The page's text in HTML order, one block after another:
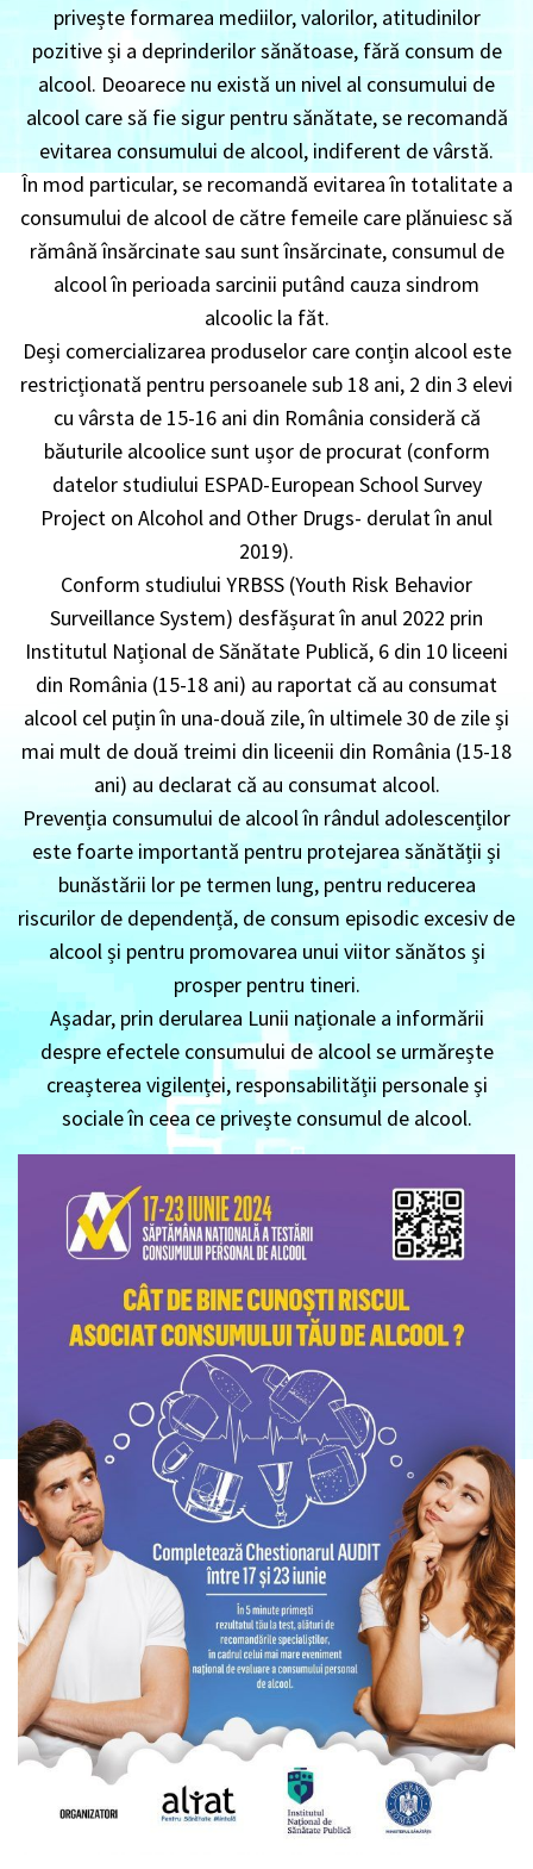
privește formarea mediilor, valorilor, atitudinilor
pozitive și a deprinderilor sănătoase, fără consum de
alcool. Deoarece nu există un nivel al consumului de
alcool care să fie sigur pentru sănătate, se recomandă
evitarea consumului de alcool, indiferent de vârstă.
În mod particular, se recomandă evitarea în totalitate a
consumului de alcool de către femeile care plănuiesc să
rămână însărcinate sau sunt însărcinate, consumul de
alcool în perioada sarcinii putând cauza sindrom
alcoolic la făt.
Deși comercializarea produselor care conțin alcool este
restricționată pentru persoanele sub 18 ani, 2 din 3 elevi
cu vârsta de 15-16 ani din România consideră că
băuturile alcoolice sunt ușor de procurat (conform
datelor studiului ESPAD-European School Survey
Project on Alcohol and Other Drugs- derulat în anul
2019).
Conform studiului YRBSS (Youth Risk Behavior
Surveillance System) desfășurat în anul 2022 prin
Institutul Național de Sănătate Publică, 6 din 10 liceeni
din România (15-18 ani) au raportat că au consumat
alcool cel puțin în una-două zile, în ultimele 30 de zile și
mai mult de două treimi din liceenii din România (15-18
ani) au declarat că au consumat alcool.
Prevenția consumului de alcool în rândul adolescenților
este foarte importantă pentru protejarea sănătății și
bunăstării lor pe termen lung, pentru reducerea
riscurilor de dependență, de consum episodic excesiv de
alcool și pentru promovarea unui viitor sănătos și
prosper pentru tineri.
Așadar, prin derularea Lunii naționale a informării
despre efectele consumului de alcool se urmărește
creașterea vigilenței, responsabilității personale și
sociale în ceea ce privește consumul de alcool.